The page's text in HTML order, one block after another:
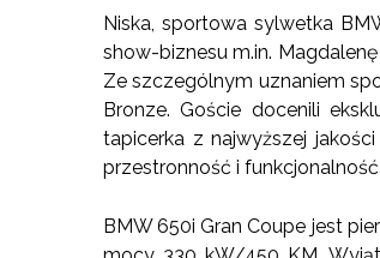
Niska, sportowa sylwetka
show-biznesu m.in.
Ze szczególnym uznaniem
Bronze. Goście docenili
tapicerka z najwyższej
przestronność i
BMW 650i Gran Coupe jest